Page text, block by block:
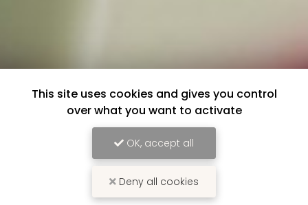
This site uses cookies and gives you control
over what you want to activate
OK, accept all
Deny all cookies